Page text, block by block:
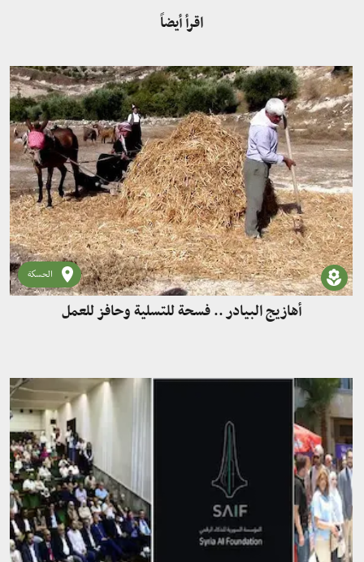
اقرأ أيضاً
الحسكة
أهازيج البيادر .. فسحة للتسلية وحافز للعمل